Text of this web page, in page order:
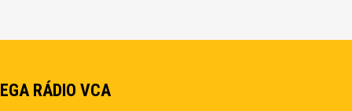
RÁDIO VCA